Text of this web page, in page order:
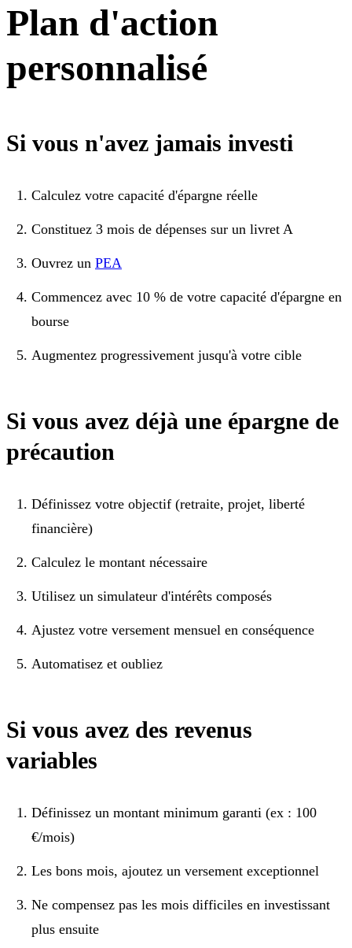
Plan d'action
personnalisé
Si vous n'avez jamais investi
Calculez votre capacité d'épargne réelle
Constituez 3 mois de dépenses sur un livret A
Ouvrez un PEA
Commencez avec 10 % de votre capacité d'épargne en
bourse
Augmentez progressivement jusqu'à votre cible
Si vous avez déjà une épargne de
précaution
Définissez votre objectif (retraite, projet, liberté
financière)
Calculez le montant nécessaire
Utilisez un simulateur d'intérêts composés
Ajustez votre versement mensuel en conséquence
Automatisez et oubliez
Si vous avez des revenus
variables
Définissez un montant minimum garanti (ex : 100
€/mois)
Les bons mois, ajoutez un versement exceptionnel
Ne compensez pas les mois difficiles en investissant
plus ensuite